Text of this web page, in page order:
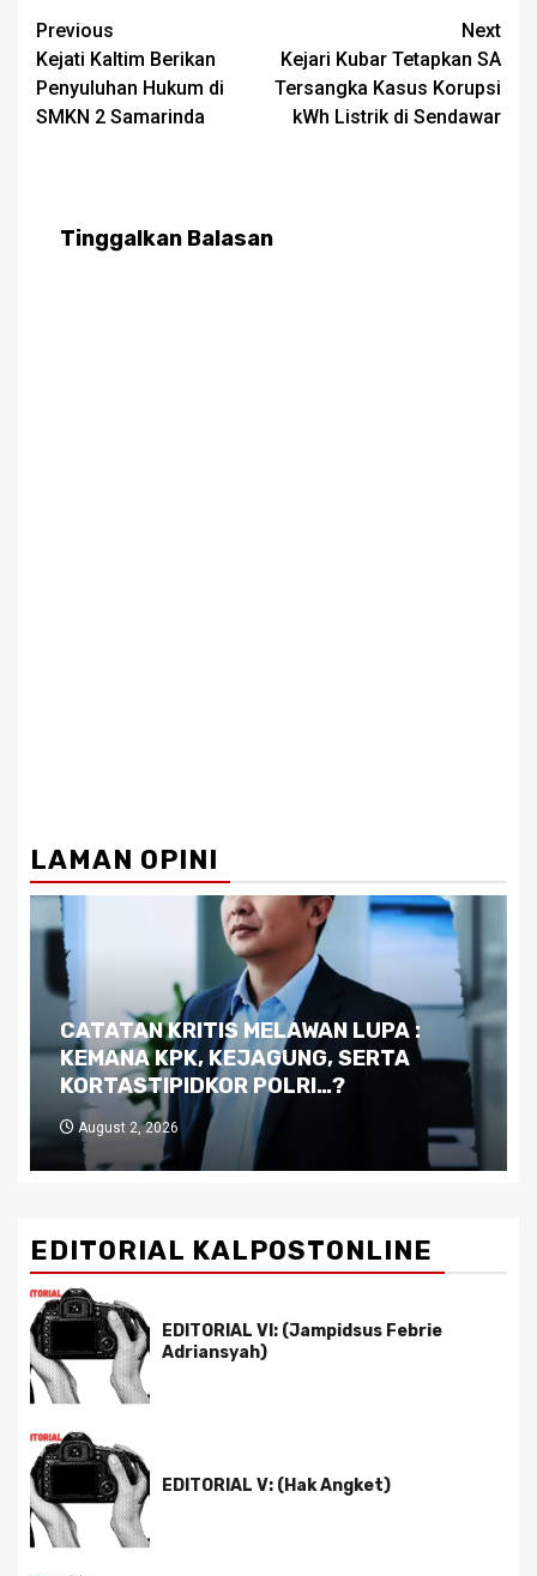
Post
navigation
Previous
Kejati Kaltim Berikan
Penyuluhan Hukum di
SMKN 2 Samarinda
Next
Kejari Kubar Tetapkan SA
Tersangka Kasus Korupsi
kWh Listrik di Sendawar
Tinggalkan Balasan
LAMAN OPINI
Dilema Kaltim di Tengah Krisis:
Kutukan Sumber Daya Alam dan
Pemimpin yang Tak Kreatif
July 29, 2026
EDITORIAL KALPOSTONLINE
EDITORIAL VI: (Jampidsus Febrie
Adriansyah)
EDITORIAL V: (Hak Angket)